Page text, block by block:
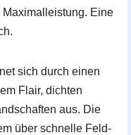
Eine
sich durch einen
Flair, dichten
aus. Die
über schnelle Feld-